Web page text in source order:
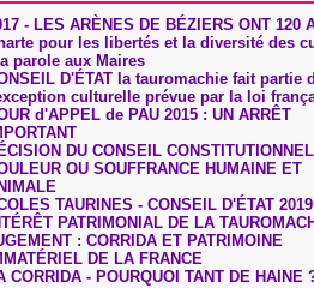
- LES ARÈNES DE BÉZIERS ONT 120
pour les libertés et la diversité des
parole aux Maires
D'ÉTAT la tauromachie fait partie
culturelle prévue par la loi
d'APPEL de PAU 2015 : UN ARRÊT
DU CONSEIL CONSTITUTIONNEL
OU SOUFFRANCE HUMAINE ET
TAURINES - CONSEIL D'ÉTAT 2019
PATRIMONIAL DE LA
: CORRIDA ET PATRIMOINE
DE LA FRANCE
CORRIDA - POURQUOI TANT DE HAINE